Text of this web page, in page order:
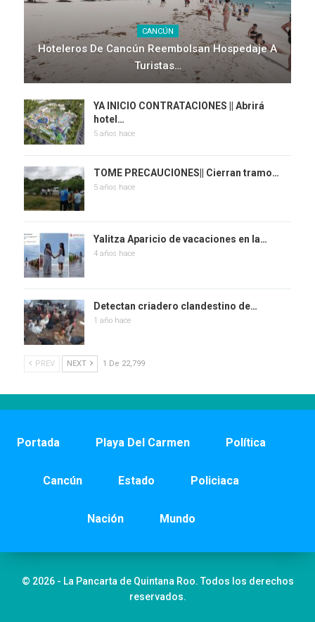
CANCÚN
Hoteleros De Cancún Reembolsan Hospedaje A
Turistas…
YA INICIO CONTRATACIONES || Abrirá
hotel…
5 años hace
TOME PRECAUCIONES|| Cierran tramo…
5 años hace
Yalitza Aparicio de vacaciones en la…
4 años hace
Detectan criadero clandestino de…
1 año hace
PREV NEXT 1 De 22,799
Portada Playa Del Carmen Política
Cancún Estado Policiaca
Nación Mundo
© 2026 - La Pancarta de Quintana Roo. Todos los derechos
reservados.